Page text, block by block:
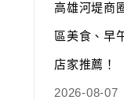
高雄河堤商
區美食、早
店家推薦！
2026-08-07